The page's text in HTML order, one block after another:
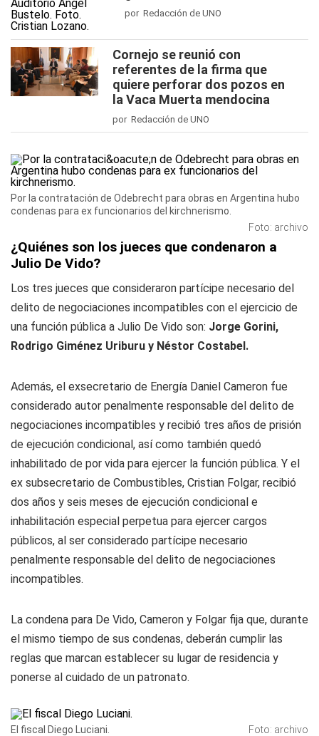
por Redacción de UNO
Cornejo se reunió con
referentes de la firma que
quiere perforar dos pozos en
la Vaca Muerta mendocina
por Redacción de UNO
Por la contratación de Odebrecht para obras en Argentina hubo
condenas para ex funcionarios del kirchnerismo.
Foto: archivo
¿Quiénes son los jueces que condenaron a
Julio De Vido?
Los tres jueces que consideraron partícipe necesario del
delito de negociaciones incompatibles con el ejercicio de
una función pública a Julio De Vido son: Jorge Gorini,
Rodrigo Giménez Uriburu y Néstor Costabel.
Además, el exsecretario de Energía Daniel Cameron fue
considerado autor penalmente responsable del delito de
negociaciones incompatibles y recibió tres años de prisión
de ejecución condicional, así como también quedó
inhabilitado de por vida para ejercer la función pública. Y el
ex subsecretario de Combustibles, Cristian Folgar, recibió
dos años y seis meses de ejecución condicional e
inhabilitación especial perpetua para ejercer cargos
públicos, al ser considerado partícipe necesario
penalmente responsable del delito de negociaciones
incompatibles.
La condena para De Vido, Cameron y Folgar fija que, durante
el mismo tiempo de sus condenas, deberán cumplir las
reglas que marcan establecer su lugar de residencia y
ponerse al cuidado de un patronato.
El fiscal Diego Luciani. Foto: archivo